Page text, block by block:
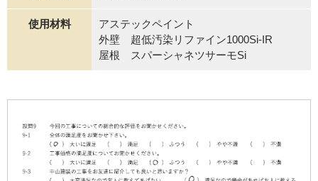
使用材料
アステックペイント
外壁 超低汚染リファイン1000Si-IR
屋根 スパーシャネツサーモSi